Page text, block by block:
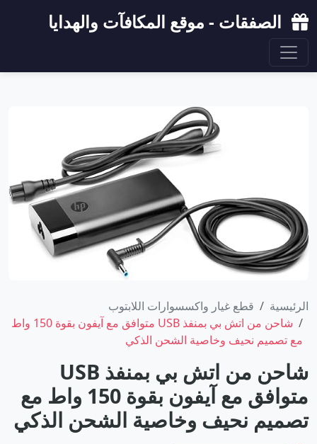
الصفقات - موقع المكافآت والهدايا
الرئيسية
قطع غيار واكسسوارات اللابتوب
شاحن من اتش بي بمنفذ USB متوافق مع آيفون بقوة 150 واط
مع تصميم نحيف وخاصية الشحن الذكي
شاحن من اتش بي بمنفذ USB
متوافق مع آيفون بقوة 150 واط مع
تصميم نحيف وخاصية الشحن الذكي